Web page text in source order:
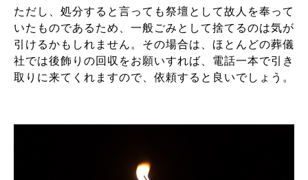
ただし、処分すると言っても祭壇として故人を奉って
いたものであるため、一般ごみとして捨てるのは気が
引けるかもしれません。その場合は、ほとんどの葬儀
社では後飾りの回収をお願いすれば、電話一本で引き
取りに来てくれますので、依頼すると良いでしょう。